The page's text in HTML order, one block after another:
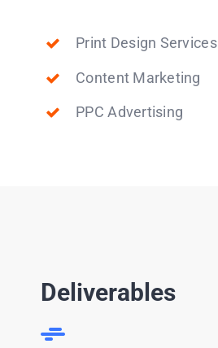
Print Design Services
Content Marketing
PPC Advertising
Deliverables